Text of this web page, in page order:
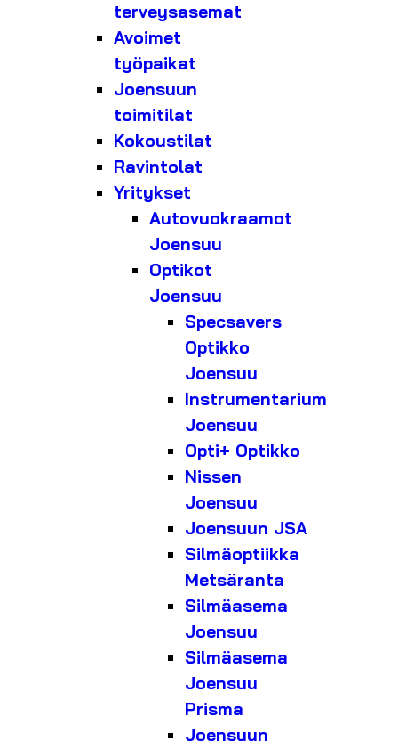
terveysasemat
Avoimet
työpaikat
Joensuun
toimitilat
Kokoustilat
Ravintolat
Yritykset
Autovuokraamot
Joensuu
Optikot
Joensuu
Specsavers
Optikko
Joensuu
Instrumentarium
Joensuu
Opti+ Optikko
Nissen
Joensuu
Joensuun JSA
Silmäoptiikka
Metsäranta
Silmäasema
Joensuu
Silmäasema
Joensuu
Prisma
Joensuun